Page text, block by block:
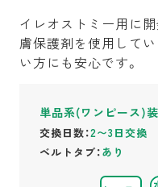
イレオストミー用に
膚保護剤を使用して
い方にも安心です。
単品系(ワンピース)
交換日数：2〜3日交換
ベルトタブ：あり